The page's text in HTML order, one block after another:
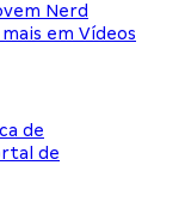
Nerd
mais em Vídeos
de
de